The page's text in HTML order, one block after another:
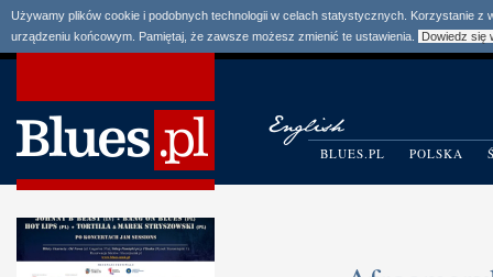
Używamy plików cookie i podobnych technologii w celach statystycznych. Korzystanie
urządzeniu końcowym. Pamiętaj, że zawsze możesz zmienić te ustawienia.
Dowiedz się
BLUES.PL POLSKA